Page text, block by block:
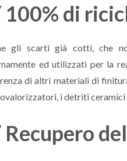
100% di
gli scarti già cotti, che
ed utilizzati per la
di altri materiali di
i detriti ceramici
Recupero